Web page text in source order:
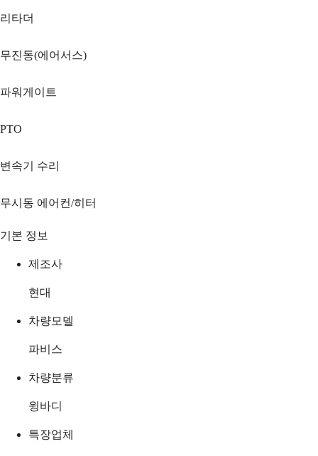
리타더
무진동(에어서스)
파워게이트
PTO
변속기 수리
무시동 에어컨/히터
기본 정보
제조사
현대
차량모델
파비스
차량분류
윙바디
특장업체